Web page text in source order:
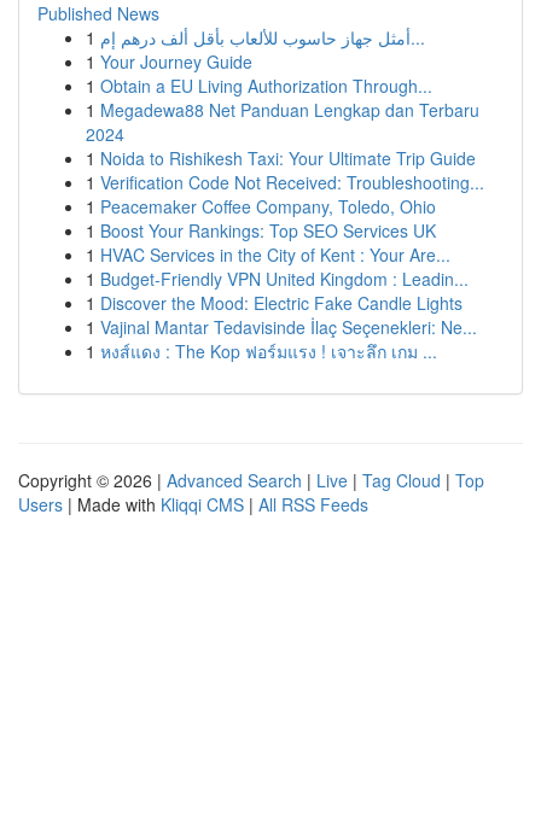
Published News
1
أمثل جهاز حاسوب للألعاب بأقل ألف درهم إم...
1 Your Journey Guide
1 Obtain a EU Living Authorization Through...
1 Megadewa88 Net Panduan Lengkap dan Terbaru
2024
1 Noida to Rishikesh Taxi: Your Ultimate Trip Guide
1 Verification Code Not Received: Troubleshooting...
1 Peacemaker Coffee Company, Toledo, Ohio
1 Boost Your Rankings: Top SEO Services UK
1 HVAC Services in the City of Kent : Your Are...
1 Budget-Friendly VPN United Kingdom : Leadin...
1 Discover the Mood: Electric Fake Candle Lights
1 Vajinal Mantar Tedavisinde İlaç Seçenekleri: Ne...
1 หงส์แดง : The Kop ฟอร์มแรง ! เจาะลึก เกม ...
Copyright © 2026 | Advanced Search | Live | Tag Cloud | Top
Users | Made with Kliqqi CMS | All RSS Feeds